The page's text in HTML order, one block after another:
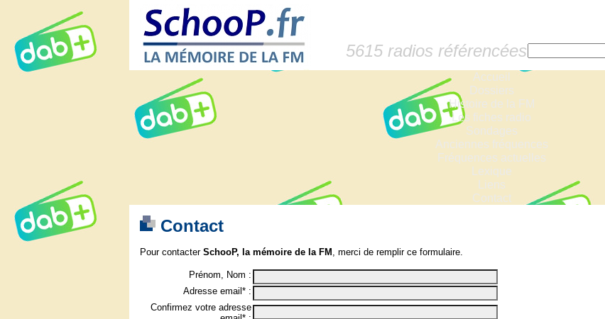
5615 radios référencées
Accueil
Dossiers
Histoire de la FM
Les fiches radio
Sondages
Anciennes fréquences
Fréquences actuelles
Lexique
Liens
Contact
Contact
Pour contacter SchooP, la mémoire de la FM , merci de remplir ce formulaire.
Prénom, Nom :
Adresse email* :
Confirmez votre adresse